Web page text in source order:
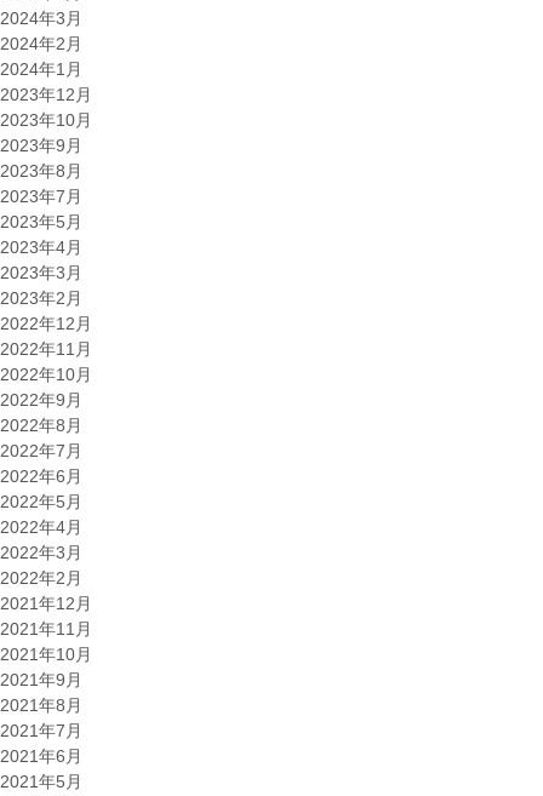
2024年3月
2024年2月
2024年1月
2023年12月
2023年10月
2023年9月
2023年8月
2023年7月
2023年5月
2023年4月
2023年3月
2023年2月
2022年12月
2022年11月
2022年10月
2022年9月
2022年8月
2022年7月
2022年6月
2022年5月
2022年4月
2022年3月
2022年2月
2021年12月
2021年11月
2021年10月
2021年9月
2021年8月
2021年7月
2021年6月
2021年5月